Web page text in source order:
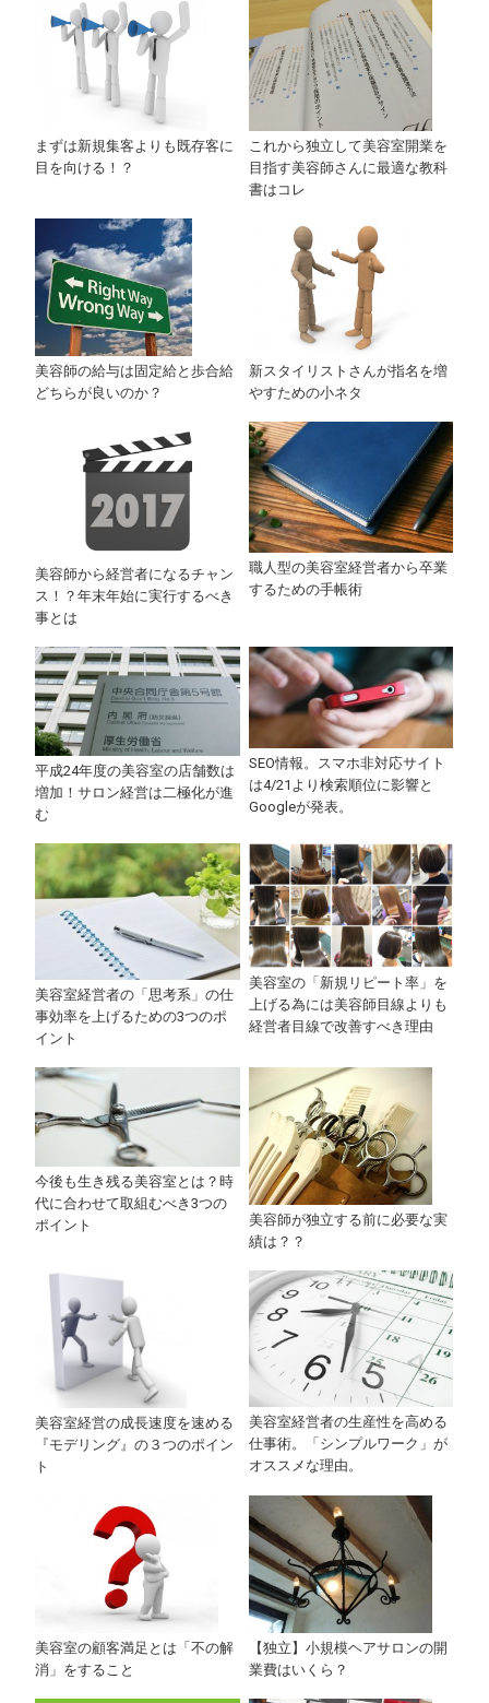
まずは新規集客よりも既存客に
目を向ける！？
これから独立して美容室開業を
目指す美容師さんに最適な教科
書はコレ
美容師の給与は固定給と歩合給
どちらが良いのか？
新スタイリストさんが指名を増
やすための小ネタ
美容師から経営者になるチャン
ス！？年末年始に実行するべき
事とは
職人型の美容室経営者から卒業
するための手帳術
平成24年度の美容室の店舗数は
増加！サロン経営は二極化が進
む
SEO情報。スマホ非対応サイト
は4/21より検索順位に影響と
Googleが発表。
美容室経営者の「思考系」の仕
事効率を上げるための3つのポ
イント
美容室の「新規リピート率」を
上げる為には美容師目線よりも
経営者目線で改善すべき理由
今後も生き残る美容室とは？時
代に合わせて取組むべき3つの
ポイント
美容師が独立する前に必要な実
績は？？
美容室経営の成長速度を速める
『モデリング』の３つのポイン
ト
美容室経営者の生産性を高める
仕事術。「シンプルワーク」が
オススメな理由。
美容室の顧客満足とは「不の解
消」をすること
【独立】小規模ヘアサロンの開
業費はいくら？